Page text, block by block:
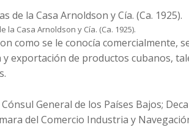
la Casa Arnoldson y Cía. (Ca. 1925).
como se le conocía comercialmente,
exportación de productos cubanos,
General de los Países Bajos;
del Comercio Industria y